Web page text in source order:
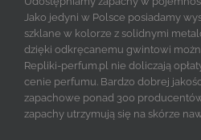
Jako jedyni w Polsce posiadamy
szklane w kolorze z solidnymi
dzięki odkręcanemu gwintowi
Repliki-perfum.pl nie doliczają
cenie perfumu. Bardzo dobrej
zapachowe ponad 300
zapachy utrzymują się na skórze